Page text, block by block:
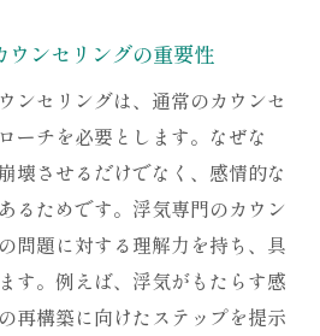
けた具体的アドバイスの共有
たときのカウンセリングの活
ンセリングの活用方法
見るためのカウンセリング
る心の準備と対応策
ウンセリングの重要性
ンセリングは、通常のカウンセ
ーチを必要とします。なぜな
壊させるだけでなく、感情的な
るためです。浮気専門のカウン
問題に対する理解力を持ち、具
す。例えば、浮気がもたらす感
再構築に向けたステップを提示